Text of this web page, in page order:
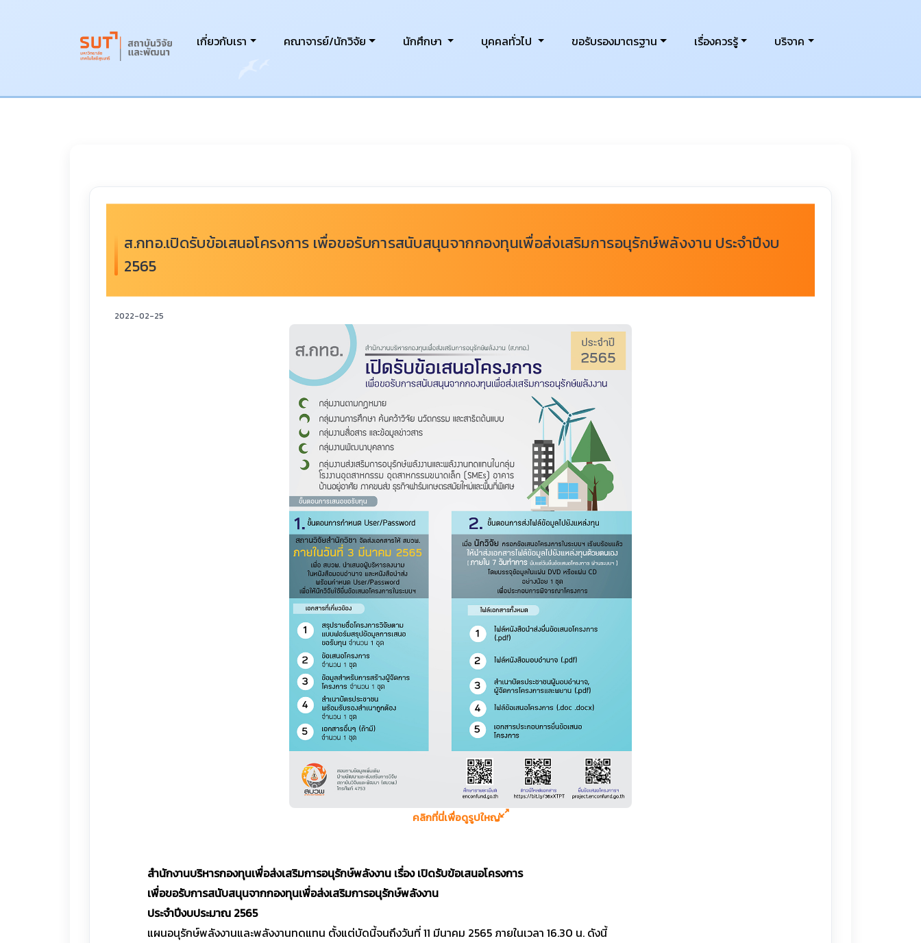
เกี่ยวกับเรา คณาจารย์/นักวิจัย นักศึกษา บุคคลทั่วไป ขอรับรองมาตรฐาน เรื่องควรรู้ บริจาค
ส.กทอ.เปิดรับข้อเสนอโครงการ เพื่อขอรับการสนับสนุนจากกองทุนเพื่อส่งเสริมการอนุรักษ์พลังงาน ประจำปีงบ
2565
2022-02-25
คลิกที่นี่เพื่อดูรูปใหญ่
สำนักงานบริหารกองทุนเพื่อส่งเสริมการอนุรักษ์พลังงาน เรื่อง เปิดรับข้อเสนอโครงการ
เพื่อขอรับการสนับสนุนจากกองทุนเพื่อส่งเสริมการอนุรักษ์พลังงาน
ประจำปีงบประมาณ 2565
แผนอนุรักษ์พลังงานและพลังงานทดแทน ตั้งแต่บัดนี้จนถึงวันที่ 11 มีนาคม 2565 ภายในเวลา 16.30 น. ดังนี้